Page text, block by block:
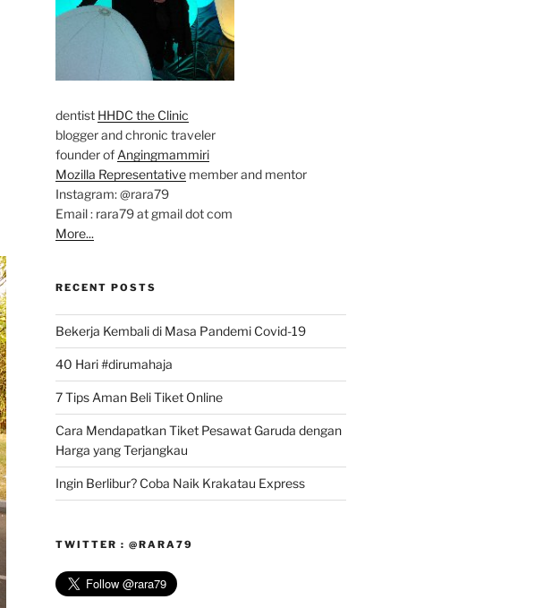
dentist HHDC the Clinic
blogger and chronic traveler
founder ofAngingmammiri
Mozilla Representativemember and mentor
Instagram: @rara79
Email : rara79 at gmail dot com
More...
RECENT POSTS
Bekerja Kembali di Masa Pandemi Covid-19
40 Hari #dirumahaja
7 Tips Aman Beli Tiket Online
Cara Mendapatkan Tiket Pesawat Garuda dengan
Harga yang Terjangkau
Ingin Berlibur? Coba Naik Krakatau Express
TWITTER : @RARA79